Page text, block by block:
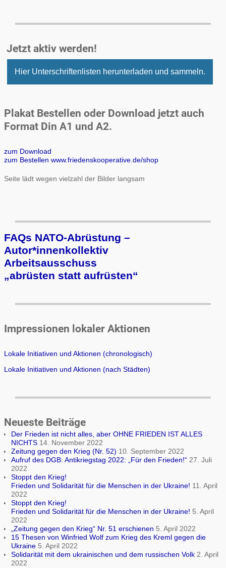
Jetzt aktiv werden!
Hier Unterschriftenlisten herunterladen und sammeln.
Plakat Bestellen oder Download jetzt auch
Format Din A1 und A2.
zum Download
zum Bestellen www.friedenskooperative.de/shop
Seite lädt wegen vielzahl der Bilder langsam
FAQs NATO-Abrüstung –
Autor*innenkollektiv
Arbeits­aus­schuss
„ab­rüs­ten statt auf­rüs­ten“
Impressionen lokaler Aktionen
Lokale Initiativen und Aktionen (chronologisch)
Lokale Initiativen und Aktionen (nach Städten)
Neueste Beiträge
Der Frieden ist nicht alles, aber OHNE FRIEDEN IST ALLES
NICHTS 14. November 2022
Zeitung gegen den Krieg (Nr. 52) 10. September 2022
Aufruf des DGB: Antikriegstag 2022: „Für den Frieden!“ 27. Juli
2022
Stoppt den Krieg!
Frieden und Solidarität für die Menschen in der Ukraine! 11. April
2022
Stoppt den Krieg!
Frieden und Solidarität für die Menschen in der Ukraine! 5. April
2022
„Zeitung gegen den Krieg“ Nr. 51 erschienen 5. April 2022
15 Thesen von Winfried Wolf zum Krieg des Kreml gegen die
Ukraine 5. April 2022
Solidarität mit dem ukrainischen und dem russischen Volk 2. April
2022